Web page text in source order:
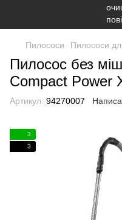
Пилососи Пилососи
Пилосос без
Compact Power
Артикул: 94270007
3
3